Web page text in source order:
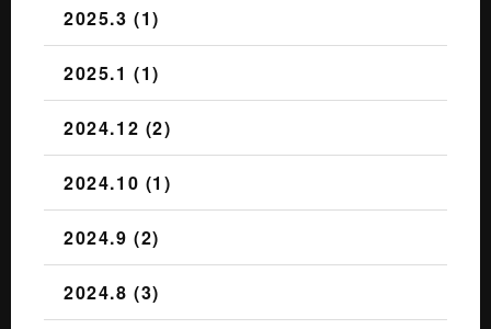
2025.3 (1)
2025.1 (1)
2024.12 (2)
2024.10 (1)
2024.9 (2)
2024.8 (3)